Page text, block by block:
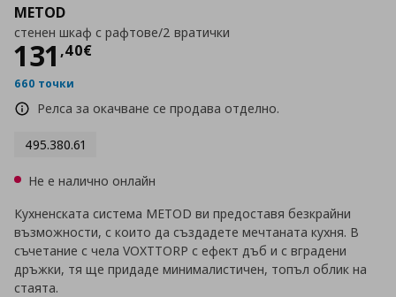
METOD
стенен шкаф с рафтове/2 вратички
131 ,40€
Цена
660 точки
Релса за окачване се продава отделно.
495.380.61
Не е налично онлайн
Кухненската система METOD ви предоставя безкрайни
възможности, с които да създадете мечтаната кухня. В
съчетание с чела VOXTTORP с ефект дъб и с вградени
дръжки, тя ще придаде минималистичен, топъл облик на
стаята.